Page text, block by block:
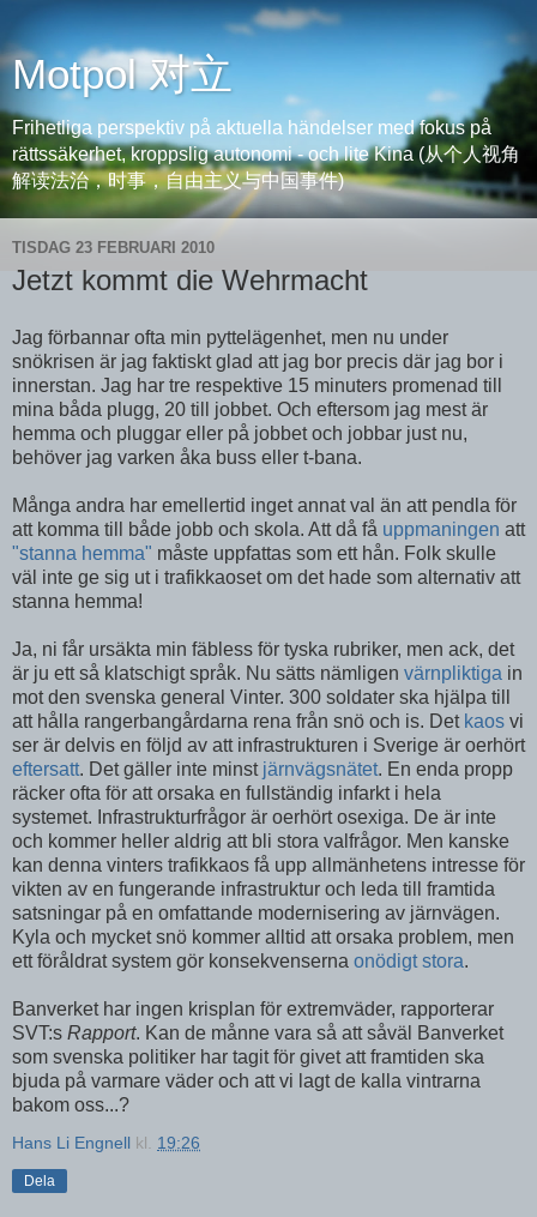
Motpol 对立
Frihetliga perspektiv på aktuella händelser med fokus på
rättssäkerhet, kroppslig autonomi - och lite Kina (从个人视角
解读法治，时事，自由主义与中国事件)
TISDAG 23 FEBRUARI 2010
Jetzt kommt die Wehrmacht
Jag förbannar ofta min pyttelägenhet, men nu under
snökrisen är jag faktiskt glad att jag bor precis där jag bor i
innerstan. Jag har tre respektive 15 minuters promenad till
mina båda plugg, 20 till jobbet. Och eftersom jag mest är
hemma och pluggar eller på jobbet och jobbar just nu,
behöver jag varken åka buss eller t-bana.
Många andra har emellertid inget annat val än att pendla för
att komma till både jobb och skola. Att då få uppmaningen att
"stanna hemma" måste uppfattas som ett hån. Folk skulle
väl inte ge sig ut i trafikkaoset om det hade som alternativ att
stanna hemma!
Ja, ni får ursäkta min fäbless för tyska rubriker, men ack, det
är ju ett så klatschigt språk. Nu sätts nämligen värnpliktiga in
mot den svenska general Vinter. 300 soldater ska hjälpa till
att hålla rangerbangårdarna rena från snö och is. Det kaos vi
ser är delvis en följd av att infrastrukturen i Sverige är oerhört
eftersatt. Det gäller inte minst järnvägsnätet. En enda propp
räcker ofta för att orsaka en fullständig infarkt i hela
systemet. Infrastrukturfrågor är oerhört osexiga. De är inte
och kommer heller aldrig att bli stora valfrågor. Men kanske
kan denna vinters trafikkaos få upp allmänhetens intresse för
vikten av en fungerande infrastruktur och leda till framtida
satsningar på en omfattande modernisering av järnvägen.
Kyla och mycket snö kommer alltid att orsaka problem, men
ett föråldrat system gör konsekvenserna onödigt stora.
Banverket har ingen krisplan för extremväder, rapporterar
SVT:s Rapport. Kan de månne vara så att såväl Banverket
som svenska politiker har tagit för givet att framtiden ska
bjuda på varmare väder och att vi lagt de kalla vintrarna
bakom oss...?
Hans Li Engnell kl. 19:26
Dela